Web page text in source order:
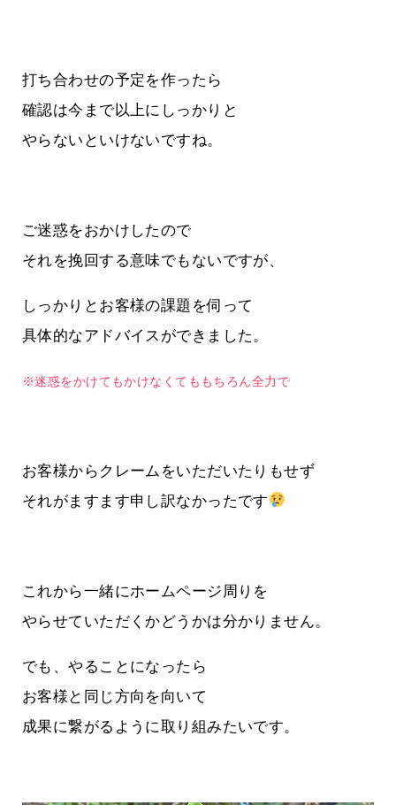
打ち合わせの予定を作ったら
確認は今まで以上にしっかりと
やらないといけないですね。
ご迷惑をおかけしたので
それを挽回する意味でもないですが、
しっかりとお客様の課題を伺って
具体的なアドバイスができました。
※迷惑をかけてもかけなくてももちろん全力で
お客様からクレームをいただいたりもせず
それがますます申し訳なかったです
これから一緒にホームページ周りを
やらせていただくかどうかは分かりません。
でも、やることになったら
お客様と同じ方向を向いて
成果に繋がるように取り組みたいです。